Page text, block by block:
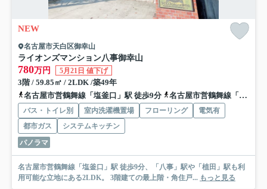
NEW
名古屋市天白区御幸山
ライオンズマンション八事御幸山
780万円 5月21日 値下げ
3階 / 59.85㎡ / 2LDK /築49年
名古屋市営鶴舞線「塩釜口」駅 徒歩9分
名古屋市営鶴舞線「八事」駅 徒歩18分
バス・トイレ別 室内洗濯機置場 フローリング
電気有
都市ガス
システムキッチン
パノラマ
名古屋市営鶴舞線「塩釜口」駅 徒歩9分、「八事」駅や「植田」駅も利
用可能な立地にある2LDK。 3階建ての最上階・角住戸... もっと見る